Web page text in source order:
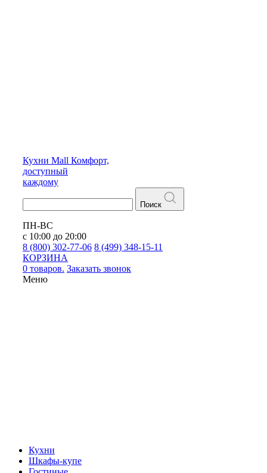
Кухни Mall Комфорт,
доступный
каждому
Поиск
ПН-ВС
с 10:00 до 20:00
8 (800) 302-77-06 8 (499) 348-15-11
КОРЗИНА
0 товаров. Заказать звонок
Меню
Кухни
Шкафы-купе